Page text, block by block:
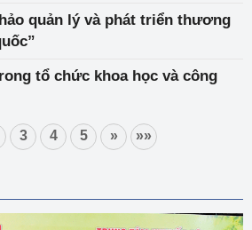
quản lý và phát triển thương
tổ chức khoa học và công
3 4 5 » »»